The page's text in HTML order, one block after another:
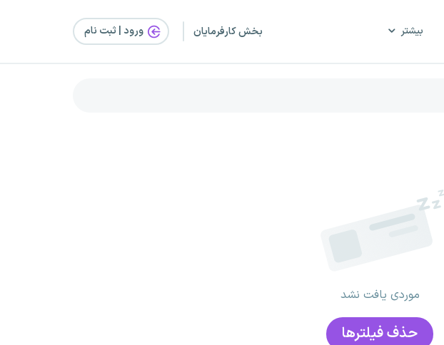
بیشتر بخش کارفرمایان ورود | ثبت‌ نام
موردی یافت نشد
حذف فیلتر‌ها